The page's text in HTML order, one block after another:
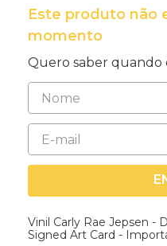
Este produto não
momento
Quero saber quando
Vinil Carly Rae Jepsen -
Signed Art Card -